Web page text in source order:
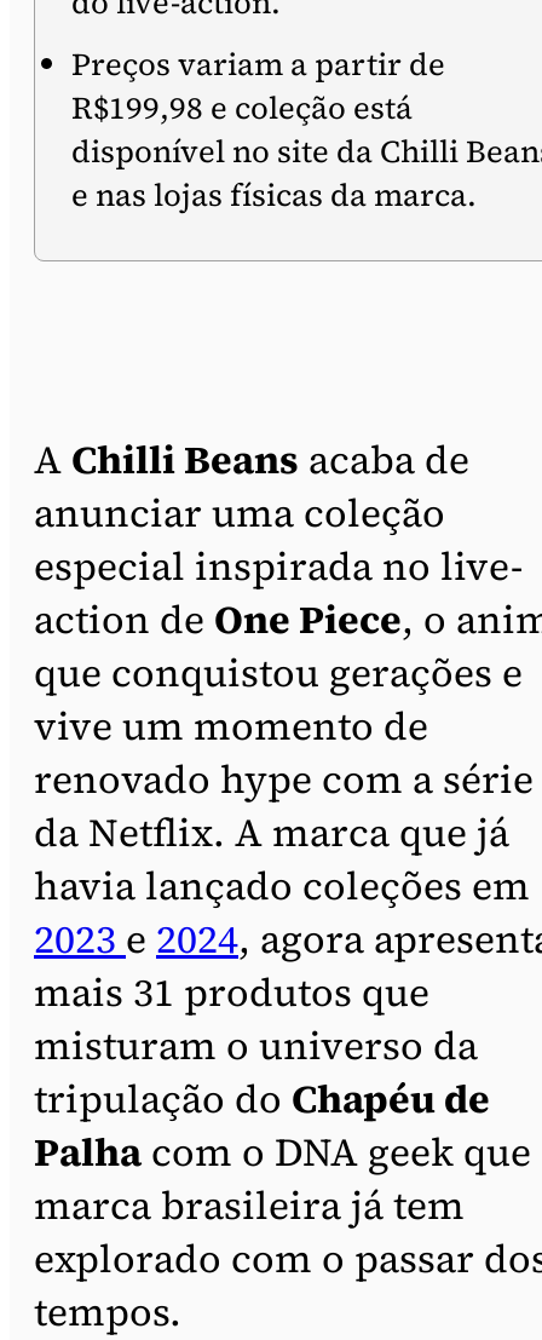
Preços variam a partir de
R$199,98 e coleção está
disponível no site da Chilli
e nas lojas físicas da marca.
A Chilli Beans acaba de
anunciar uma coleção
especial inspirada no live-
action de One Piece, o
que conquistou gerações e
vive um momento de
renovado hype com a série
da Netflix. A marca que já
havia lançado coleções em
2023 e 2024, agora
mais 31 produtos que
misturam o universo da
tripulação do Chapéu de
Palhacom o DNA geek que
marca brasileira já tem
explorado com o passar
tempos.